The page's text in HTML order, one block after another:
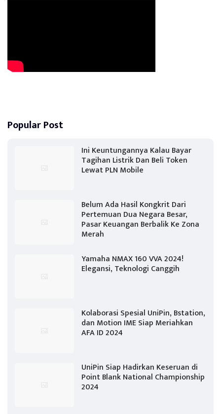
Popular Post
Ini Keuntungannya Kalau Bayar
Tagihan Listrik Dan Beli Token
Lewat PLN Mobile
Belum Ada Hasil Kongkrit Dari
Pertemuan Dua Negara Besar,
Pasar Keuangan Berbalik Ke Zona
Merah
Yamaha NMAX 160 VVA 2024!
Elegansi, Teknologi Canggih
Kolaborasi Spesial UniPin, Bstation,
dan Motion IME Siap Meriahkan
AFA ID 2024
UniPin Siap Hadirkan Keseruan di
Point Blank National Championship
2024